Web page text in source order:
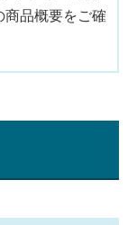
品概要をご確